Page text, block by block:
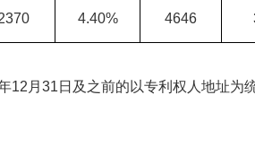
4.40% 4646
月31日及之前的以专利权人地址为